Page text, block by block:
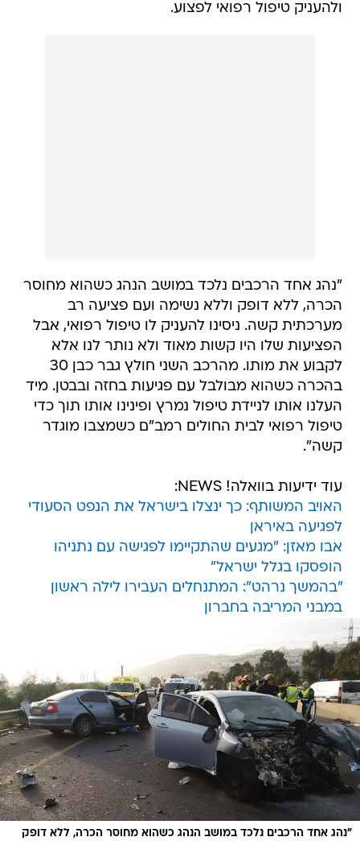
ולהעניק טיפול רפואי לפצוע.
"נהג אחד הרכבים נלכד במושב הנהג כשהוא מחוסר
הכרה, ללא דופק וללא נשימה ועם פציעה רב
מערכתית קשה. ניסינו להעניק לו טיפול רפואי, אבל
הפציעות שלו היו קשות מאוד ולא נותר לנו אלא
לקבוע את מותו. מהרכב השני חולץ גבר כבן 30
בהכרה כשהוא מבולבל עם פגיעות בחזה ובבטן. מיד
העלנו אותו לניידת טיפול נמרץ ופינינו אותו תוך כדי
טיפול רפואי לבית החולים רמב"ם כשמצבו מוגדר
קשה".
עוד ידיעות בוואלה! NEWS:
האויב המשותף: כך ינצלו בישראל את הנפט הסעודי
לפגיעה באיראן
אבו מאזן: "מגעים שהתקיימו לפגישה עם נתניהו
הופסקו בגלל ישראל"
"בהמשך נרהט": המתנחלים העבירו לילה ראשון
במבני המריבה בחברון
"נהג אחד הרכבים נלכד במושב הנהג כשהוא מחוסר הכרה, ללא דופק